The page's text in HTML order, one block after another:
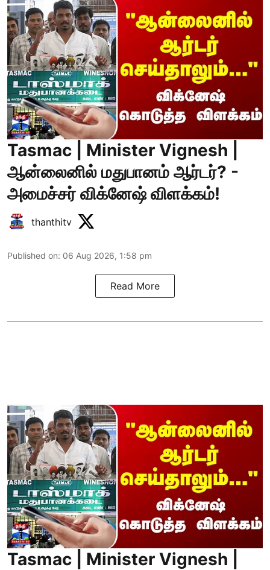
Tasmac | Minister Vignesh |
ஆன்லைனில் மதுபானம் ஆர்டர்? -
அமைச்சர் விக்னேஷ் விளக்கம்!
thanthitv
Published on: 06 Aug 2026, 1:58 pm
Read More
Tasmac | Minister Vignesh |